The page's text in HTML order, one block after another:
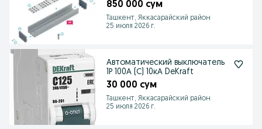
850 000 сум
Ташкент, Яккасарайский район
25 июля 2026 г.
Автоматический выключатель
1Р 100А (С) 10кА DeKraft
30 000 сум
Ташкент, Яккасарайский район
25 июля 2026 г.